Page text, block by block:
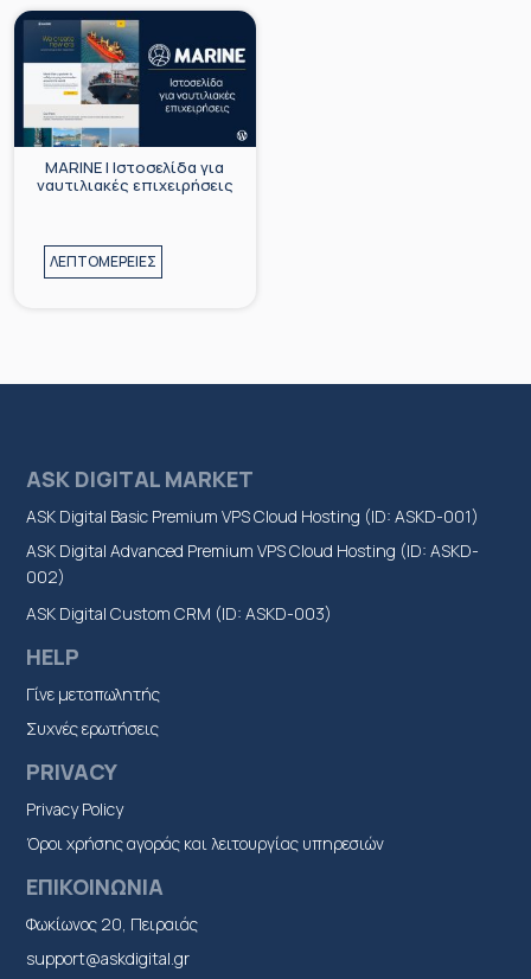
MARINE | Iστοσελίδα για
ναυτιλιακές επιχειρήσεις
ΛΕΠΤΟΜΕΡΕΙΕΣ
ASK DIGITAL MARKET
ASK Digital Basic Premium VPS Cloud Hosting (ID: ASKD-001)
ASK Digital Advanced Premium VPS Cloud Hosting (ID: ASKD-
002)
ASK Digital Custom CRM (ID: ASKD-003)
HELP
Γίνε μεταπωλητής
Συχνές ερωτήσεις
PRIVACY
Privacy Policy
Όροι χρήσης αγοράς και λειτουργίας υπηρεσιών
ΕΠΙΚΟΙΝΩΝΙΑ
Φωκίωνος 20, Πειραιάς
support@askdigital.gr